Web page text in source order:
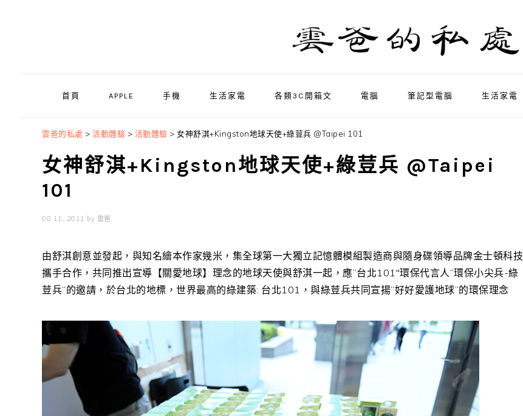
首頁 APPLE 手機 生活家電 各類3C開箱文 電腦 筆記型電腦 生活家電
雲爸的私處 > 活動體驗 > 活動體驗 > 女神舒淇+Kingston地球天使+綠荳兵 @Taipei 101
女神舒淇+Kingston地球天使+綠荳兵 @Taipei
101
08 11, 2011 by 雲爸
由舒淇創意並發起，與知名繪本作家幾米，集全球第一大獨立記憶體模組製造商與隨身碟領導品牌金士頓科技
攜手合作，共同推出宣導【關愛地球】理念的地球天使與舒淇一起，應”台北101″環保代言人”環保小尖兵-綠
荳兵”的邀請，於台北的地標，世界最高的綠建築: 台北101，與綠荳兵共同宣揚”好好愛護地球”的環保理念